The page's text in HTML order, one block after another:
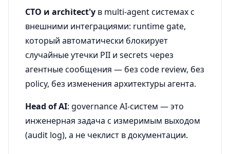
CTO и architect'у в multi-agent системах с
внешними интеграциями: runtime gate,
который автоматически блокирует
случайные утечки PII и secrets через
агентные сообщения — без code review, без
policy, без изменения архитектуры агента.
Head of AI: governance AI-систем — это
инженерная задача с измеримым выходом
(audit log), а не чеклист в документации.